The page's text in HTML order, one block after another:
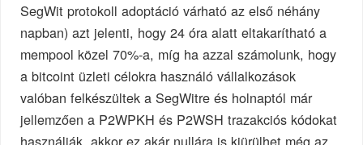
SegWit protokoll adoptáció várható az első néhány
napban) azt jelenti, hogy 24 óra alatt eltakarítható a
mempool közel 70%-a, míg ha azzal számolunk, hogy
a bitcoint üzleti célokra használó vállalkozások
valóban felkészültek a SegWitre és holnaptól már
jellemzően a P2WPKH és P2WSH trazakciós kódokat